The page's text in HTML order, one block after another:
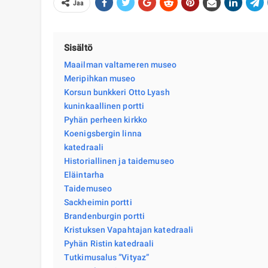
Jaa
Sisältö
Maailman valtameren museo
Meripihkan museo
Korsun bunkkeri Otto Lyash
kuninkaallinen portti
Pyhän perheen kirkko
Koenigsbergin linna
katedraali
Historiallinen ja taidemuseo
Eläintarha
Taidemuseo
Sackheimin portti
Brandenburgin portti
Kristuksen Vapahtajan katedraali
Pyhän Ristin katedraali
Tutkimusalus ”Vityaz”